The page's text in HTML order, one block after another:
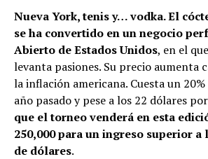
Nueva York, tenis y… vodka. El
se ha convertido en un negocio
Abierto de Estados Unidos, en el
levanta pasiones. Su precio aumenta
la inflación americana. Cuesta un
año pasado y pese a los 22 dólares
que el torneo venderá en esta
250,000 para un ingreso superior
de dólares.